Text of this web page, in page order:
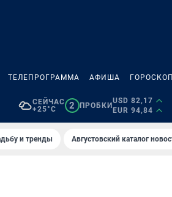
ТЕЛЕПРОГРАММА АФИША ГОРОСКОП
СЕЙЧАС
+25°C
2 ПРОБКИ
USD 82,17
EUR 94,84
и тренды Августовский каталог